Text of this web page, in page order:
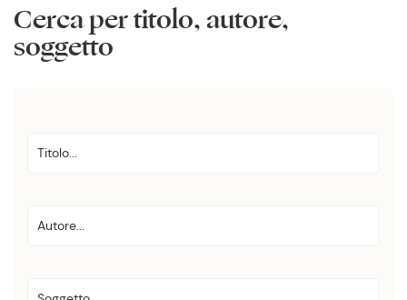
Cerca per titolo, autore,
soggetto